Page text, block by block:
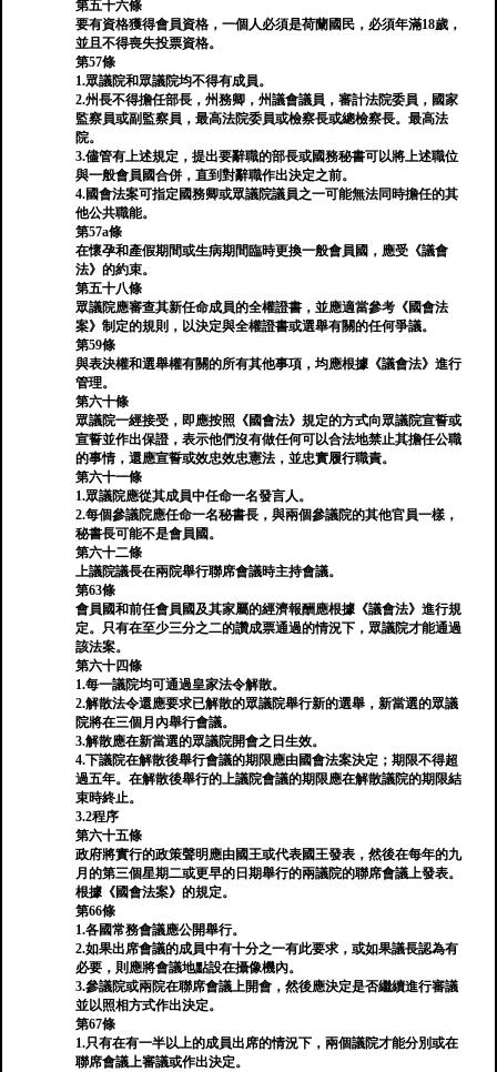
第五十六條
要有資格獲得會員資格，一個人必須是荷蘭國民，必須年滿18歲，
並且不得喪失投票資格。
第57條
1.眾議院和眾議院均不得有成員。
2.州長不得擔任部長，州務卿，州議會議員，審計法院委員，國家
監察員或副監察員，最高法院委員或檢察長或總檢察長。最高法
院。
3.儘管有上述規定，提出要辭職的部長或國務秘書可以將上述職位
與一般會員國合併，直到對辭職作出決定之前。
4.國會法案可指定國務卿或眾議院議員之一可能無法同時擔任的其
他公共職能。
第57a條
在懷孕和產假期間或生病期間臨時更換一般會員國，應受《議會
法》的約束。
第五十八條
眾議院應審查其新任命成員的全權證書，並應適當參考《國會法
案》制定的規則，以決定與全權證書或選舉有關的任何爭議。
第59條
與表決權和選舉權有關的所有其他事項，均應根據《議會法》進行
管理。
第六十條
眾議院一經接受，即應按照《國會法》規定的方式向眾議院宣誓或
宣誓並作出保證，表示他們沒有做任何可以合法地禁止其擔任公職
的事情，還應宣誓或效忠效忠憲法，並忠實履行職責。
第六十一條
1.眾議院應從其成員中任命一名發言人。
2.每個參議院應任命一名秘書長，與兩個參議院的其他官員一樣，
秘書長可能不是會員國。
第六十二條
上議院議長在兩院舉行聯席會議時主持會議。
第63條
會員國和前任會員國及其家屬的經濟報酬應根據《議會法》進行規
定。只有在至少三分之二的讚成票通過的情況下，眾議院才能通過
該法案。
第六十四條
1.每一議院均可通過皇家法令解散。
2.解散法令還應要求已解散的眾議院舉行新的選舉，新當選的眾議
院將在三個月內舉行會議。
3.解散應在新當選的眾議院開會之日生效。
4.下議院在解散後舉行會議的期限應由國會法案決定；期限不得超
過五年。在解散後舉行的上議院會議的期限應在解散議院的期限結
束時終止。
3.2程序
第六十五條
政府將實行的政策聲明應由國王或代表國王發表，然後在每年的九
月的第三個星期二或更早的日期舉行的兩議院的聯席會議上發表。
根據《國會法案》的規定。
第66條
1.各國常務會議應公開舉行。
2.如果出席會議的成員中有十分之一有此要求，或如果議長認為有
必要，則應將會議地點設在攝像機內。
3.參議院或兩院在聯席會議上開會，然後應決定是否繼續進行審議
並以照相方式作出決定。
第67條
1.只有在有一半以上的成員出席的情況下，兩個議院才能分別或在
聯席會議上審議或作出決定。